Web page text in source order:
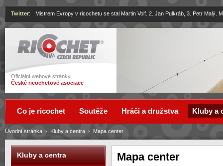
Ricochet
Oficiální webové stránky
České ricochetové asociace
Twitter: Mistrem Evropy v ricochetu se stal Martin Volf. 2. Jan Pulkráb, 3. Petr Malý.
Mapa center
Úvodní stránka › Kluby a centra › Mapa center
Co je ricochet Soutěže Hráči a družstva Kluby a
Kluby a centra